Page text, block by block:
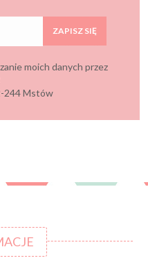
ZAPISZ SIĘ
moich danych przez
244 Mstów